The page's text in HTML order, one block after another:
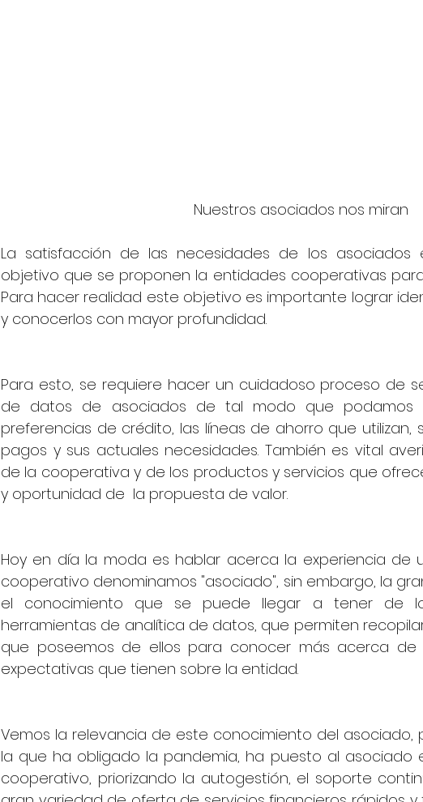
Nuestros asociados nos miran
La satisfacción de las necesidades de los asociados
objetivo que se proponen la entidades cooperativas
Para hacer realidad este objetivo es importante lograr
y conocerlos con mayor profundidad.
Para esto, se requiere hacer un cuidadoso proceso de
de datos de asociados de tal modo que podamos
preferencias de crédito, las líneas de ahorro que
pagos y sus actuales necesidades. También es vital
de la cooperativa y de los productos y servicios que
y oportunidad de  la propuesta de valor.
Hoy en día la moda es hablar acerca la experiencia de
cooperativo denominamos "asociado", sin embargo, la
el conocimiento que se puede llegar a tener de
herramientas de analítica de datos, que permiten
que poseemos de ellos para conocer más acerca de
expectativas que tienen sobre la entidad.
Vemos la relevancia de este conocimiento del asociado,
la que ha obligado la pandemia, ha puesto al asociado
cooperativo, priorizando la autogestión, el soporte